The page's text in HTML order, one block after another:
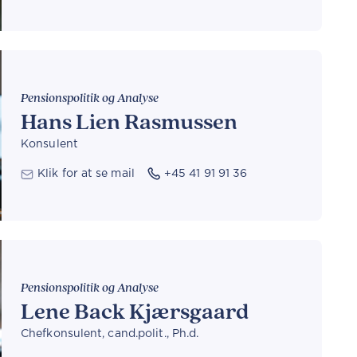
Pensionspolitik og Analyse
Hans Lien Rasmussen
Konsulent
Klik for at se mail +45 41 91 91 36
Pensionspolitik og Analyse
Lene Back Kjærsgaard
Chefkonsulent, cand.polit., Ph.d.